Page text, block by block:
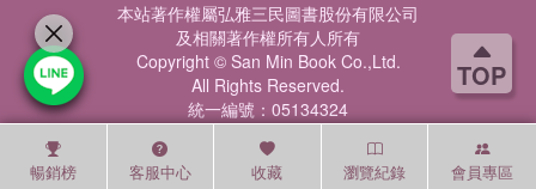
TOP
暢銷榜 客服中心 收藏 瀏覽紀錄 會員專區
本站著作權屬弘雅三民圖書股份有限公司
及相關著作權所有人所有
Copyright © San Min Book Co.,Ltd.
All Rights Reserved.
統一編號：05134324